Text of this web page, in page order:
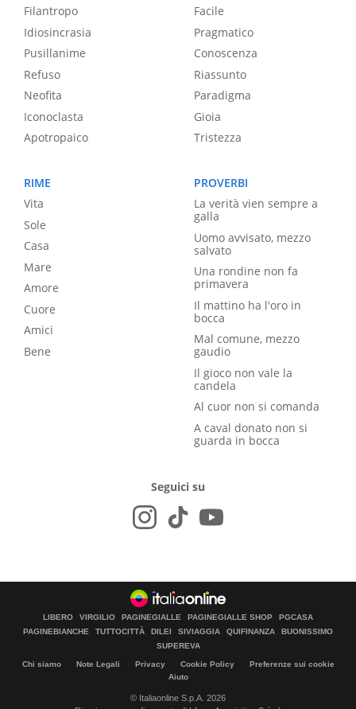
Filantropo
Idiosincrasia
Pusillanime
Refuso
Neofita
Iconoclasta
Apotropaico
Facile
Pragmatico
Conoscenza
Riassunto
Paradigma
Gioia
Tristezza
RIME
Vita
Sole
Casa
Mare
Amore
Cuore
Amici
Bene
PROVERBI
La verità vien sempre a
galla
Uomo avvisato, mezzo
salvato
Una rondine non fa
primavera
Il mattino ha l'oro in
bocca
Mal comune, mezzo
gaudio
Il gioco non vale la
candela
Al cuor non si comanda
A caval donato non si
guarda in bocca
Seguici su
LIBERO VIRGILIO PAGINEGIALLE PAGINEGIALLE SHOP
PGCASA
PAGINEBIANCHE
TUTTOCITTÀ DILEI SIVIAGGIA QUIFINANZA
BUONISSIMO
SUPEREVA
Chi siamo Note Legali Privacy Cookie Policy
Preferenze sui cookie
Aiuto
© Italiaonline S.p.A. 2026